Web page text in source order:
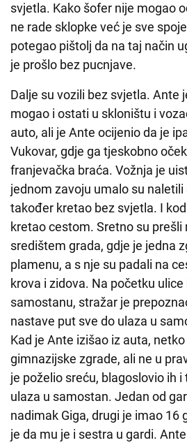
svjetla. Kako šofer nije mogao
ne rade sklopke već je sve
potegao pištolj da na taj način
je prošlo bez pucnjave.
Dalje su vozili bez svjetla. Ante
mogao i ostati u skloništu i
auto, ali je Ante ocijenio da je
Vukovar, gdje ga tjeskobno
franjevačka braća. Vožnja je
jednom zavoju umalo su naletili
također kretao bez svjetla. I
kretao cestom. Sretno su prešli
središtem grada, gdje je jedna
plamenu, a s nje su padali na
krova i zidova. Na početku
samostanu, stražar je
nastave put sve do ulaza u
Kad je Ante izišao iz auta,
gimnazijske zgrade, ali ne u
je poželio sreću, blagoslovio ih
ulaza u samostan. Jedan od
nadimak Giga, drugi je imao 16
je da mu je i sestra u gardi.